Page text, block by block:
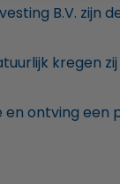
B.V. zijn
kregen
en ontving een